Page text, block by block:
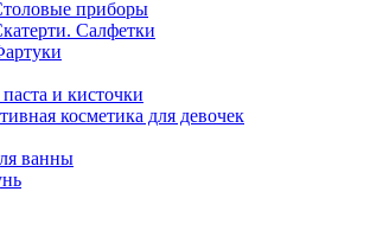
приборы
Салфетки
и кисточки
косметика для девочек
ванны